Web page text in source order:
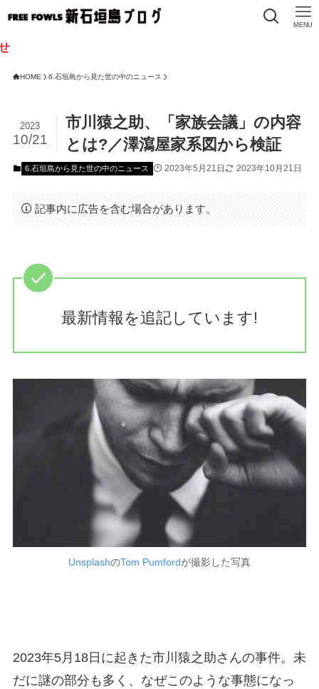
MENU
HOME 6.石垣島から見た世の中のニュース
市川猿之助、「家族会議」の内容
とは?／澤瀉屋家系図から検証
2023
10/21
6.石垣島から見た世の中のニュース 2023年5月21日 2023年10月21日
記事内に広告を含む場合があります。
最新情報を追記しています!
UnsplashのTom Pumfordが撮影した写真
2023年5月18日に起きた市川猿之助さんの事件。未
だに謎の部分も多く、なぜこのような事態になっ